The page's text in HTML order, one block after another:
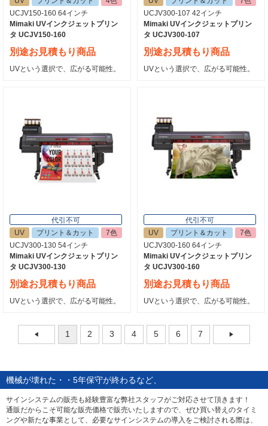
UCJV150-160 64インチ
Mimaki UVインクジェットプリン
タ UCJV150-160
別途お見積もり商品
UVという選択で、広がる可能性。
UCJV300-107 42インチ
Mimaki UVインクジェットプリン
タ UCJV300-107
別途お見積もり商品
UVという選択で、広がる可能性。
代引不可
UV
プリント＆カット
7色
UCJV300-130 54インチ
Mimaki UVインクジェットプリン
タ UCJV300-130
別途お見積もり商品
UVという選択で、広がる可能性。
代引不可
UV
プリント＆カット
7色
UCJV300-160 64インチ
Mimaki UVインクジェットプリン
タ UCJV300-160
別途お見積もり商品
UVという選択で、広がる可能性。
1 2 3 4 5 6 7
機械が壊れた・・5年保守が終わるなど、
ぜひサインシステム買換えの際はサインシティへお問合せ下さい！
サインシステムの販売も経験豊富な弊社スタッフがご対応させて頂きます！
通販だからこそ可能な販売価格で販売いたしますので、ぜひ買い替えのタイミ
ングや新たな事業として、必要なサインシステムの導入をご検討される際は、